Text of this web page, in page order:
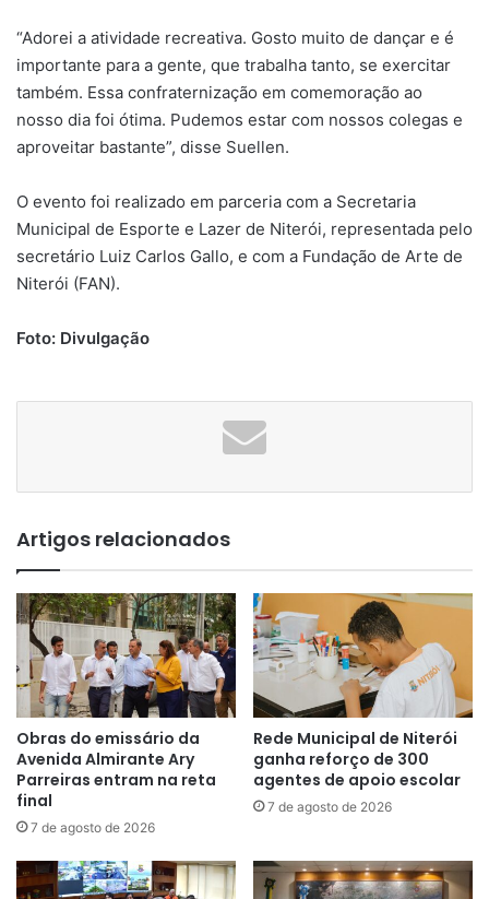
“Adorei a atividade recreativa. Gosto muito de dançar e é
importante para a gente, que trabalha tanto, se exercitar
também. Essa confraternização em comemoração ao
nosso dia foi ótima. Pudemos estar com nossos colegas e
aproveitar bastante”, disse Suellen.
O evento foi realizado em parceria com a Secretaria
Municipal de Esporte e Lazer de Niterói, representada pelo
secretário Luiz Carlos Gallo, e com a Fundação de Arte de
Niterói (FAN).
Foto: Divulgação
Artigos relacionados
Obras do emissário da
Avenida Almirante Ary
Parreiras entram na reta
final
7 de agosto de 2026
Rede Municipal de Niterói
ganha reforço de 300
agentes de apoio escolar
7 de agosto de 2026